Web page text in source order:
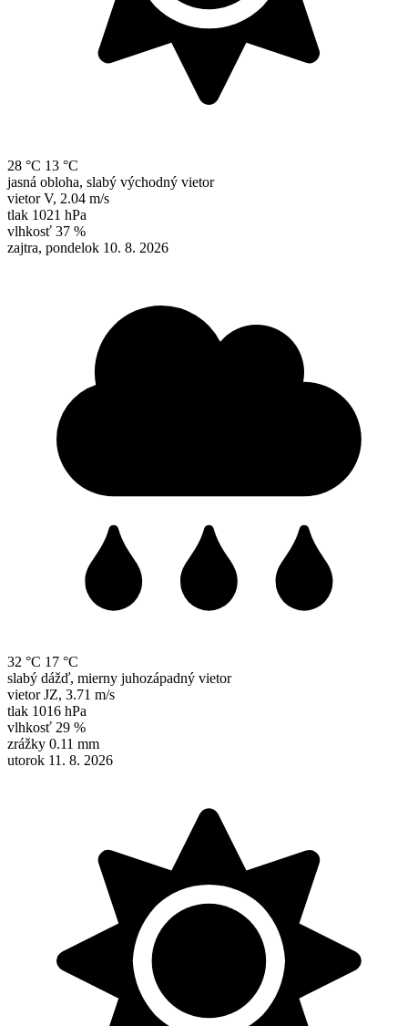
28 °C 13 °C
jasná obloha, slabý východný vietor
vietor V, 2.04 m/s
tlak 1021 hPa
vlhkosť 37 %
zajtra, pondelok 10. 8. 2026
32 °C 17 °C
slabý dážď, mierny juhozápadný vietor
vietor JZ, 3.71 m/s
tlak 1016 hPa
vlhkosť 29 %
zrážky 0.11 mm
utorok 11. 8. 2026